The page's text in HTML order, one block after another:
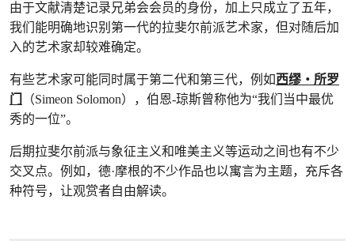
由于文献清楚记录兄弟会会员的身份，加上只成立了五年，
我们能明确地识别第一代的拉斐尔前派艺术家，但对随后加
入的艺术家却较难确定。
有些艺术家可能同时属于第二代和第三代，例如西缪‧所罗
门
（Simeon Solomon），伯恩-琼斯曾称他为“我们当中最优
秀的一位”。
后期拉斐尔前派与象征主义和唯美主义等运动之间也有不少
交叉点。例如，德·摩根的不少作品也以寓言为主题，充斥各
种符号，让观赏者自由解读。